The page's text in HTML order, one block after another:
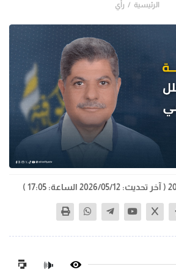
الرئيسية رأي
( آخر تحديث: 2026/05/12 الساعة: 17:05 )
🔊